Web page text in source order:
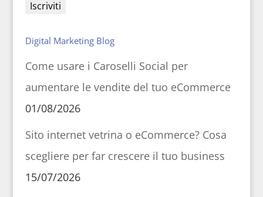
Digital Marketing Blog
Come usare i Caroselli Social per
aumentare le vendite del tuo eCommerce
01/08/2026
Sito internet vetrina o eCommerce? Cosa
scegliere per far crescere il tuo business
15/07/2026